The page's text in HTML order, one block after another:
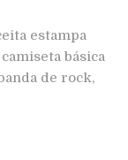
estampa
básica
de rock,